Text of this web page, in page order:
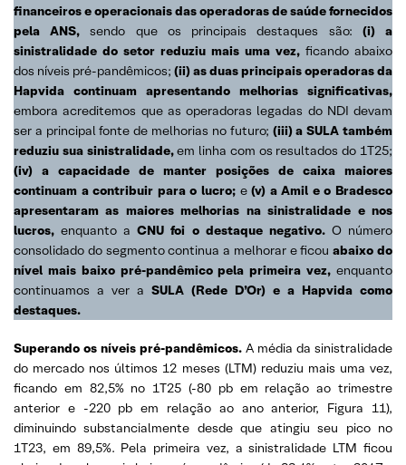
financeiros e operacionais das operadoras de saúde fornecidos
pela ANS, sendo que os principais destaques são: (i) a
sinistralidade do setor reduziu mais uma vez, ficando abaixo
dos níveis pré-pandêmicos; (ii) as duas principais operadoras da
Hapvida continuam apresentando melhorias significativas,
embora acreditemos que as operadoras legadas do NDI devam
ser a principal fonte de melhorias no futuro; (iii) a SULA também
reduziu sua sinistralidade,em linha com os resultados do 1T25;
(iv) a capacidade de manter posições de caixa maiores
continuam a contribuir para o lucro;e(v) a Amil e o Bradesco
apresentaram as maiores melhorias na sinistralidade e nos
lucros, enquanto aCNU foi o destaque negativo.O número
consolidado do segmento continua a melhorar e ficouabaixo do
nível mais baixo pré-pandêmico pela primeira vez, enquanto
continuamos a ver a SULA (Rede D’Or) e a Hapvida como
destaques.
Superando os níveis pré-pandêmicos. A média da sinistralidade
do mercado nos últimos 12 meses (LTM) reduziu mais uma vez,
ficando em 82,5% no 1T25 (-80 pb em relação ao trimestre
anterior e -220 pb em relação ao ano anterior, Figura 11),
diminuindo substancialmente desde que atingiu seu pico no
1T23, em 89,5%. Pela primeira vez, a sinistralidade LTM ficou